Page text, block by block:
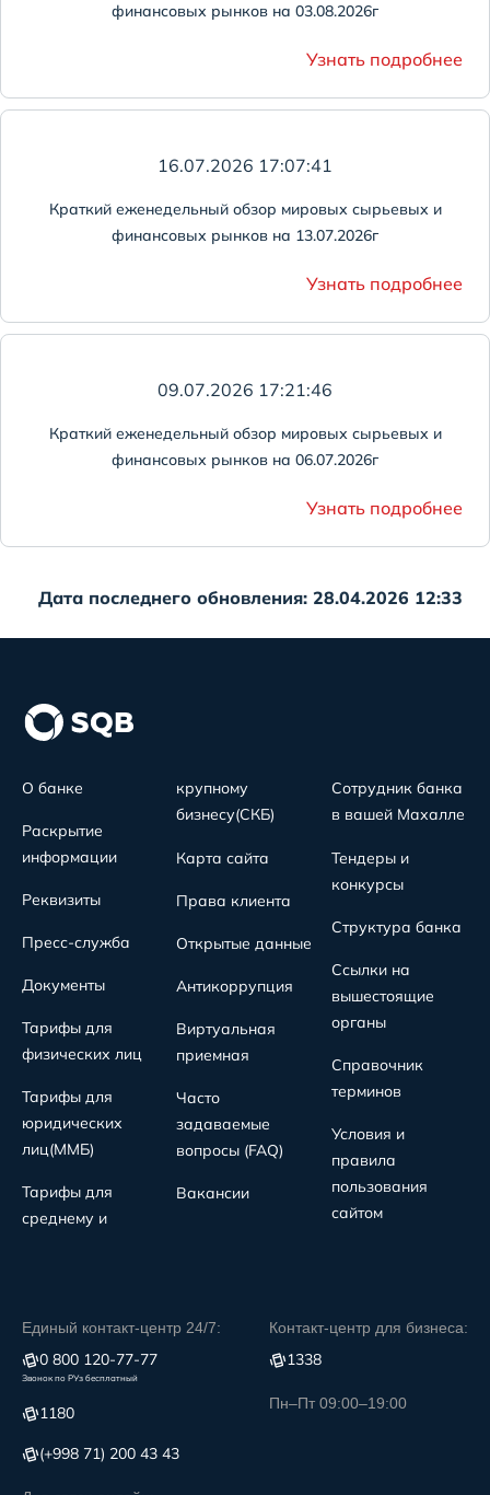
финансовых рынков на 03.08.2026г
Узнать подробнее
16.07.2026 17:07:41
Краткий еженедельный обзор мировых сырьевых и
финансовых рынков на 13.07.2026г
Узнать подробнее
09.07.2026 17:21:46
Краткий еженедельный обзор мировых сырьевых и
финансовых рынков на 06.07.2026г
Узнать подробнее
Дата последнего обновления: 28.04.2026 12:33
О банке
Раскрытие
информации
Реквизиты
Пресс-служба
Документы
Тарифы для
физических лиц
Тарифы для
юридических
лиц(MMБ)
Тарифы для
среднему и
крупному
бизнесу(СКБ)
Карта сайта
Права клиента
Открытые данные
Антикоррупция
Виртуальная
приемная
Часто
задаваемые
вопросы (FAQ)
Вакансии
Сотрудник банка
в вашей Махалле
Тендеры и
конкурсы
Структура банка
Ссылки на
вышестоящие
органы
Справочник
терминов
Условия и
правила
пользования
сайтом
Единый контакт-центр 24/7:
0 800 120-77-77
Звонок по РУз бесплатный
1180
(+998 71) 200 43 43
Контакт-центр для бизнеса:
1338
Пн–Пт 09:00–19:00